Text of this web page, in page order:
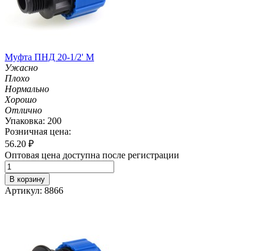
Муфта ПНД 20-1/2' M
Ужасно
Плохо
Нормально
Хорошо
Отлично
Упаковка: 200
Розничная цена:
56.20 ₽
Оптовая цена доступна после регистрации
В корзину
Артикул: 8866